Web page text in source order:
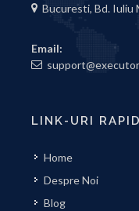
Bucuresti, Bd. Iuliu
Email:
LINK-URI
Home
Despre Noi
Blog